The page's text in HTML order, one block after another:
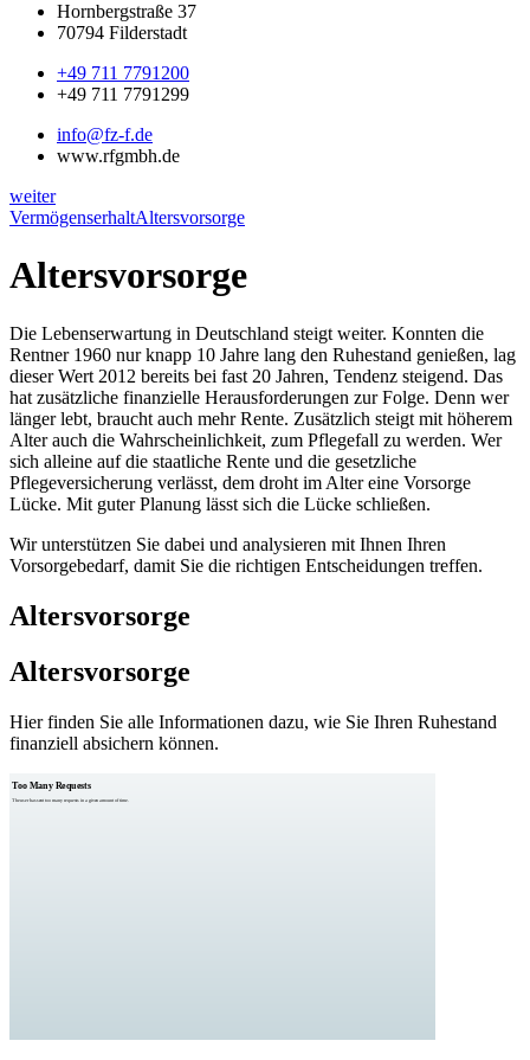
Hornbergstraße 37
70794 Filderstadt
+49 711 7791200
+49 711 7791299
info@fz-f.de
www.rfgmbh.de
weiter
VermögenserhaltAltersvorsorge
Altersvorsorge
Die Lebenserwartung in Deutschland steigt weiter. Konnten die
Rentner 1960 nur knapp 10 Jahre lang den Ruhestand genießen, lag
dieser Wert 2012 bereits bei fast 20 Jahren, Tendenz steigend. Das
hat zusätzliche finanzielle Herausforderungen zur Folge. Denn wer
länger lebt, braucht auch mehr Rente. Zusätzlich steigt mit höherem
Alter auch die Wahrscheinlichkeit, zum Pflegefall zu werden. Wer
sich alleine auf die staatliche Rente und die gesetzliche
Pflegeversicherung verlässt, dem droht im Alter eine Vorsorge
Lücke. Mit guter Planung lässt sich die Lücke schließen.
Wir unterstützen Sie dabei und analysieren mit Ihnen Ihren
Vorsorgebedarf, damit Sie die richtigen Entscheidungen treffen.
Altersvorsorge
Altersvorsorge
Hier finden Sie alle Informationen dazu, wie Sie Ihren Ruhestand
finanziell absichern können.